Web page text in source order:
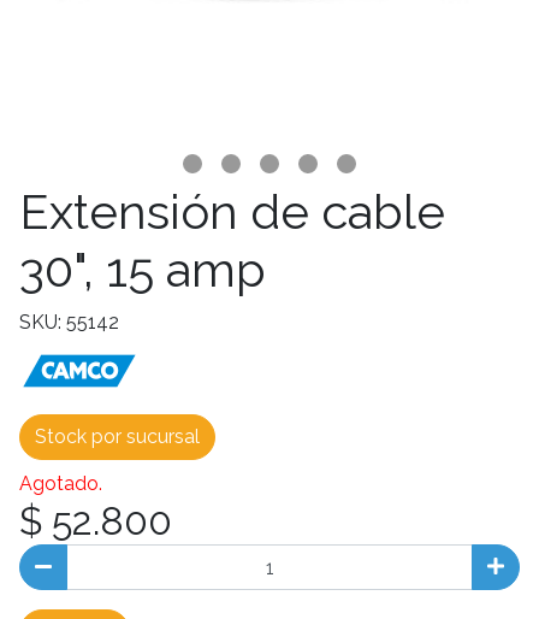
Extensión de cable
30", 15 amp
SKU: 55142
Stock por sucursal
Agotado.
$ 52.800